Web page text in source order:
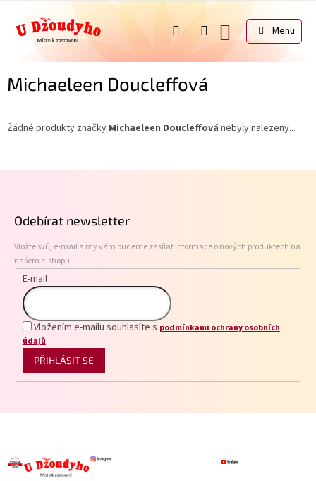
obsah
NÁKUPNÍ
KOŠÍK
Michaeleen Doucleffová
Žádné produkty značky Michaeleen Doucleffová nebyly nalezeny...
Odebírat newsletter
Vložte svůj e-mail a my vám budeme zasílat informace o nových produktech na
našem e-shopu.
E-mail
Vložením e-mailu souhlasíte s podmínkami ochrany osobních
údajů
PŘIHLÁSIT SE